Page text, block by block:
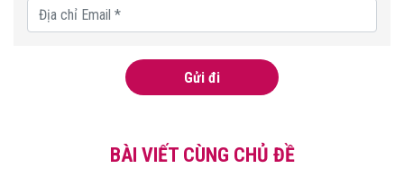
Gửi đi
BÀI VIẾT CÙNG CHỦ ĐỀ